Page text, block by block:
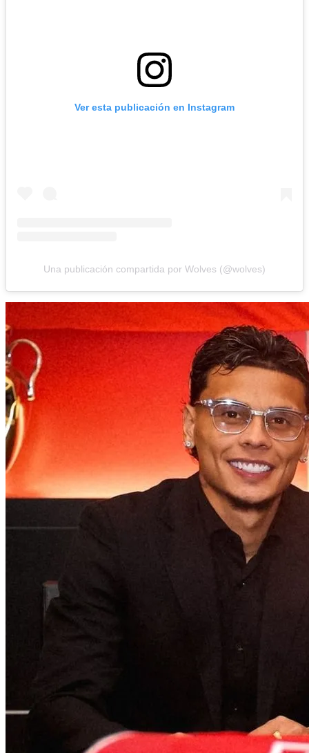
Ver esta publicación en Instagram
Una publicación compartida por Wolves (@wolves)